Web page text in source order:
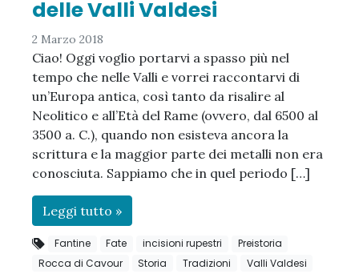
delle Valli Valdesi
2 Marzo 2018
Ciao! Oggi voglio portarvi a spasso più nel
tempo che nelle Valli e vorrei raccontarvi di
un’Europa antica, così tanto da risalire al
Neolitico e all’Età del Rame (ovvero, dal 6500 al
3500 a. C.), quando non esisteva ancora la
scrittura e la maggior parte dei metalli non era
conosciuta. Sappiamo che in quel periodo […]
Leggi tutto »
Fantine Fate incisioni rupestri
Preistoria
Rocca di Cavour
Storia Tradizioni Valli Valdesi